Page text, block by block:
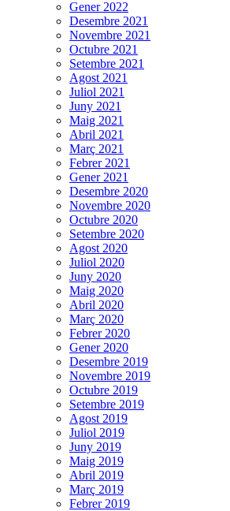
Gener 2022
Desembre 2021
Novembre 2021
Octubre 2021
Setembre 2021
Agost 2021
Juliol 2021
Juny 2021
Maig 2021
Abril 2021
Març 2021
Febrer 2021
Gener 2021
Desembre 2020
Novembre 2020
Octubre 2020
Setembre 2020
Agost 2020
Juliol 2020
Juny 2020
Maig 2020
Abril 2020
Març 2020
Febrer 2020
Gener 2020
Desembre 2019
Novembre 2019
Octubre 2019
Setembre 2019
Agost 2019
Juliol 2019
Juny 2019
Maig 2019
Abril 2019
Març 2019
Febrer 2019